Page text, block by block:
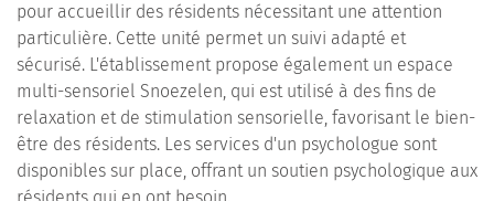
pour accueillir des résidents nécessitant une attention
particulière. Cette unité permet un suivi adapté et
sécurisé. L'établissement propose également un espace
multi-sensoriel Snoezelen, qui est utilisé à des fins de
relaxation et de stimulation sensorielle, favorisant le bien-
être des résidents. Les services d'un psychologue sont
disponibles sur place, offrant un soutien psychologique aux